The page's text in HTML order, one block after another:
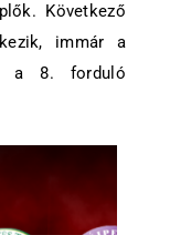
Következő
immár a
a 8. forduló